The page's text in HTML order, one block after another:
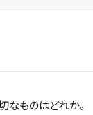
なものはどれか。